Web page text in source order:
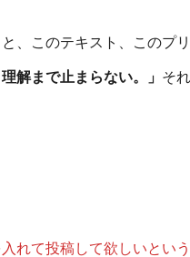
、このテキスト、このプ
解まで止まらない。」 そ
れて投稿して欲しいとい